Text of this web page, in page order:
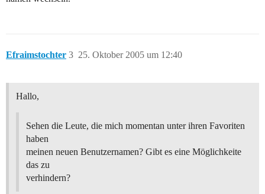
Efraimstochter 25. Oktober 2005 um 12:40
3
Hallo,
Sehen die Leute, die mich momentan unter ihren Favoriten
haben
meinen neuen Benutzernamen? Gibt es eine Möglichkeite
das zu
verhindern?